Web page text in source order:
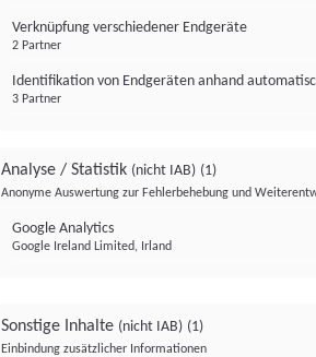
Verknüpfung verschiedener Endgeräte
2 Partner
Identifikation von Endgeräten anhand
3 Partner
Analyse / Statistik (nicht IAB) (1)
Anonyme Auswertung zur Fehlerbehebung und
Google Analytics
Google Ireland Limited, Irland
Sonstige Inhalte (nicht IAB) (1)
Einbindung zusätzlicher Informationen